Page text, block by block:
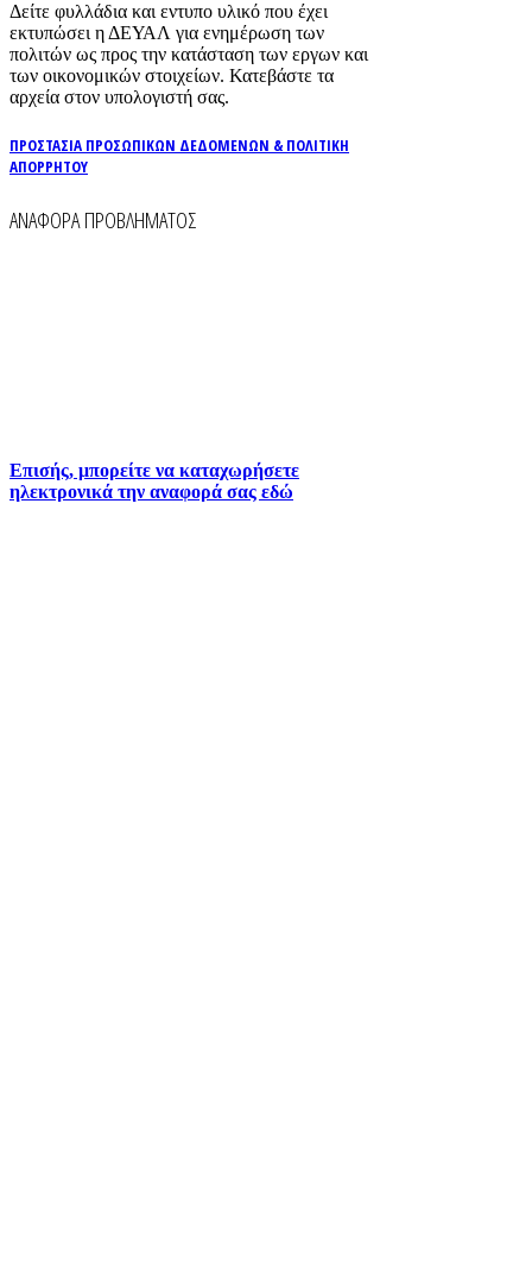
Δείτε φυλλάδια και εντυπο υλικό που έχει
εκτυπώσει η ΔΕΥΑΛ για ενημέρωση των
πολιτών ως προς την κατάσταση των εργων και
των οικονομικών στοιχείων. Κατεβάστε τα
αρχεία στον υπολογιστή σας.
ΠΡΟΣΤΑΣΙΑ ΠΡΟΣΩΠΙΚΩΝ ΔΕΔΟΜΕΝΩΝ & ΠΟΛΙΤΙΚΗ
ΑΠΟΡΡΗΤΟΥ
ΑΝΑΦΟΡΑ ΠΡΟΒΛΗΜΑΤΟΣ
Επισής, μπορείτε να καταχωρήσετε
ηλεκτρονικά την αναφορά σας εδώ